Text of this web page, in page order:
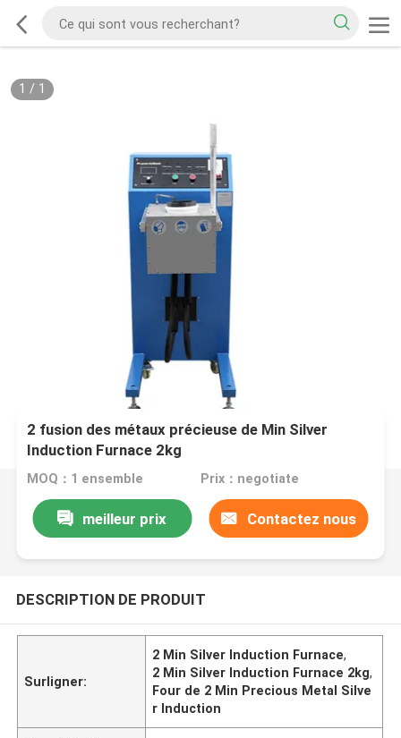
1 / 1
2 fusion des métaux précieuse de Min Silver
Induction Furnace 2kg
MOQ：1 ensemble Prix：negotiate
meilleur prix Contactez nous
DESCRIPTION DE PRODUIT
Surligner:
2 Min Silver Induction Furnace,
2 Min Silver Induction Furnace 2kg,
Four de 2 Min Precious Metal Silve
r Induction